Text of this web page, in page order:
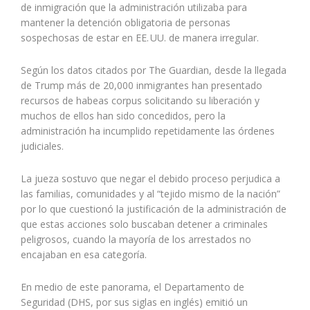
de inmigración que la administración utilizaba para
mantener la detención obligatoria de personas
sospechosas de estar en EE. UU. de manera irregular.
Según los datos citados por The Guardian, desde la llegada
de Trump más de 20,000 inmigrantes han presentado
recursos de habeas corpus solicitando su liberación y
muchos de ellos han sido concedidos, pero la
administración ha incumplido repetidamente las órdenes
judiciales.
La jueza sostuvo que negar el debido proceso perjudica a
las familias, comunidades y al “tejido mismo de la nación”
por lo que cuestionó la justificación de la administración de
que estas acciones solo buscaban detener a criminales
peligrosos, cuando la mayoría de los arrestados no
encajaban en esa categoría.
En medio de este panorama, el Departamento de
Seguridad (DHS, por sus siglas en inglés) emitió un